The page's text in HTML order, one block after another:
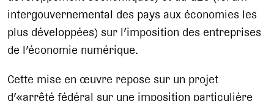
intergouvernemental des pays aux économies les
plus développées) sur l’imposition des entreprises
de l’économie numérique.
Cette mise en œuvre repose sur un projet
d’«arrêté fédéral sur une imposition particulière